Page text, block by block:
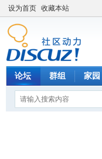
设为首页 收藏本站
论坛 群组 家园